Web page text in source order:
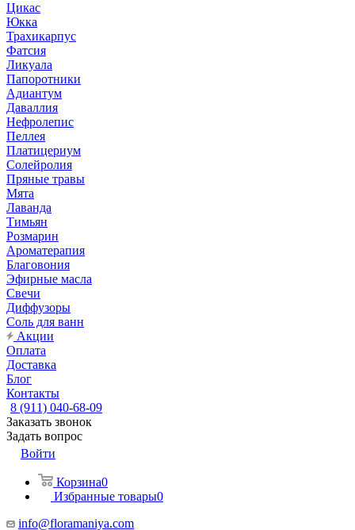
Цикас
Юкка
Трахикарпус
Фатсия
Ликуала
Папоротники
Адиантум
Даваллия
Нефролепис
Пеллея
Платицериум
Солейролия
Пряные травы
Мята
Лаванда
Тимьян
Розмарин
Ароматерапия
Благовония
Эфирные масла
Свечи
Диффузоры
Соль для ванн
Акции
Оплата
Доставка
Блог
Контакты
8 (911) 040-68-09
Заказать звонок
Задать вопрос
Войти
Корзина0
Избранные товары0
info@floramaniya.com